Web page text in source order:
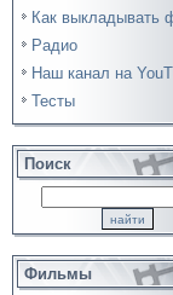
Как выкладывать
Радио
Наш канал на
Тесты
Поиск
Фильмы